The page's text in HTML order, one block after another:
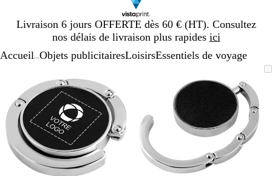
Livraison 6 jours OFFERTE dès 60 € (HT). Consultez
nos délais de livraison plus rapides ici
Diapositive
1
Accueil Objets publicitairesLoisirsEssentiels de voyage
zoomable
au
minimum
pour
développer
les
touches
plus
et
moins
pour
zoomer
et
zoomable
au
minimum
pour
développer
les
touches
et
moins
zoomer
et